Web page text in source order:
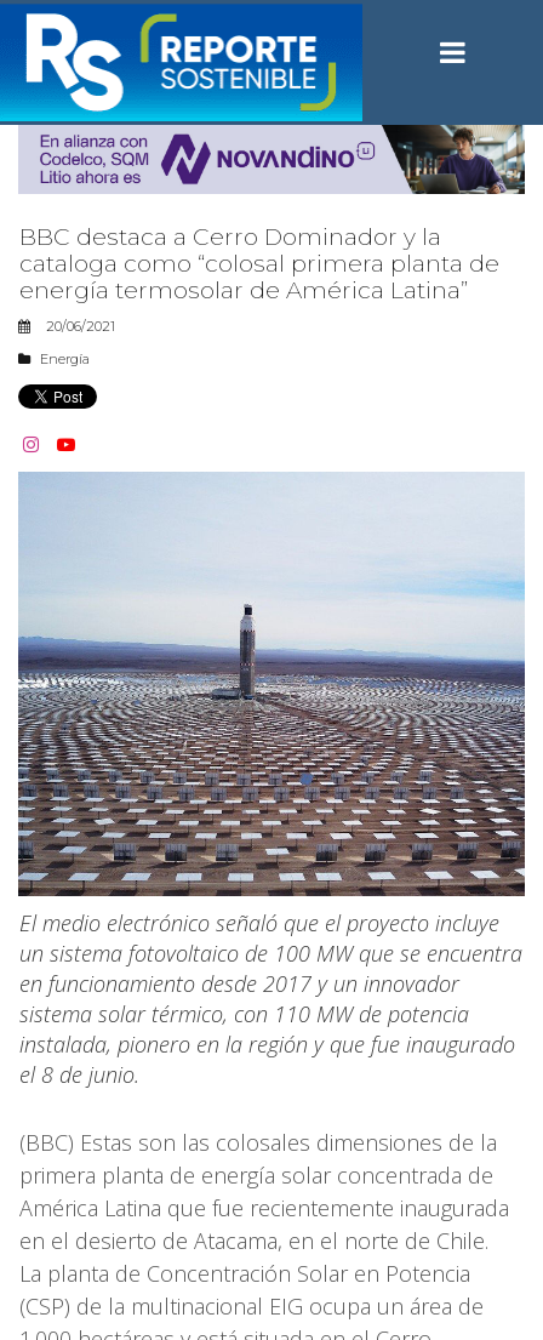
BBC destaca a Cerro Dominador y la
cataloga como “colosal primera planta de
energía termosolar de América Latina”
20/06/2021
Energía
 
El medio electrónico señaló que el proyecto incluye
un sistema fotovoltaico de 100 MW que se encuentra
en funcionamiento desde 2017 y un innovador
sistema solar térmico, con 110 MW de potencia
instalada, pionero en la región y que fue inaugurado
el 8 de junio.
(BBC) Estas son las colosales dimensiones de la
primera planta de energía solar concentrada de
América Latina que fue recientemente inaugurada
en el desierto de Atacama, en el norte de Chile.
La planta de Concentración Solar en Potencia
(CSP) de la multinacional EIG ocupa un área de